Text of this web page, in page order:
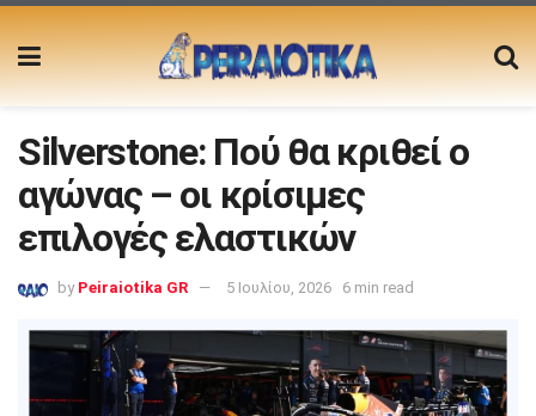
Silverstone: Πού θα κριθεί ο
αγώνας – οι κρίσιμες
επιλογές ελαστικών
by Peiraiotika GR 5 Ιουλίου, 2026 6 min read